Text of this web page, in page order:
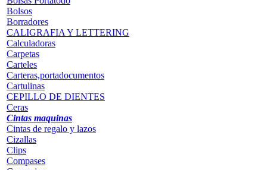
Bolsos
Borradores
CALIGRAFIA Y LETTERING
Calculadoras
Carpetas
Carteles
Carteras,portadocumentos
Cartulinas
CEPILLO DE DIENTES
Ceras
Cintas maquinas
Cintas de regalo y lazos
Cizallas
Clips
Compases